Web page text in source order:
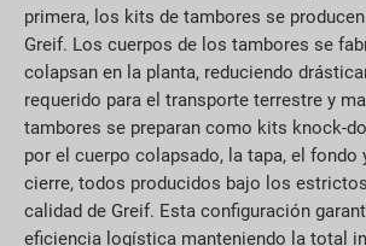
primera, los kits de tambores se
Greif. Los cuerpos de los tambores se
colapsan en la planta, reduciendo
requerido para el transporte terrestre y
tambores se preparan como kits knock-
por el cuerpo colapsado, la tapa, el
cierre, todos producidos bajo los
calidad de Greif. Esta configuración
eficiencia logística manteniendo la total